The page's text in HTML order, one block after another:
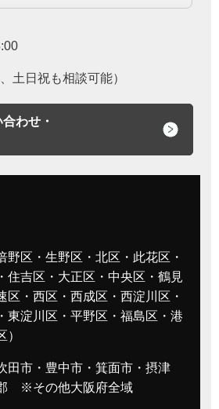
土日祝も相談可能）
わせ・
野区・生野区・北区・此花区・
住吉区・大正区・中央区・鶴見
区・西区・西成区・西淀川区・
東淀川区・平野区・福島区・港
田市・豊中市・箕面市・摂津
※その他大阪府全域